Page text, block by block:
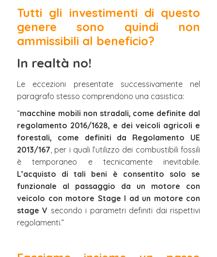
Tutti gli investimenti di questo
genere sono quindi non
ammissibili al beneficio?
In realtà no!
Le eccezioni presentate successivamente nel
paragrafo stesso comprendono una casistica:
“macchine mobili non stradali, come definite dal
regolamento 2016/1628, e dei veicoli agricoli e
forestali, come definiti da Regolamento UE
2013/167, per i quali l’utilizzo dei combustibili fossili
è temporaneo e tecnicamente inevitabile.
L’acquisto di tali beni è consentito solo se
funzionale al passaggio da un motore con
veicolo con motore Stage I ad un motore con
stage V secondo i parametri definiti dai rispettivi
regolamenti.”